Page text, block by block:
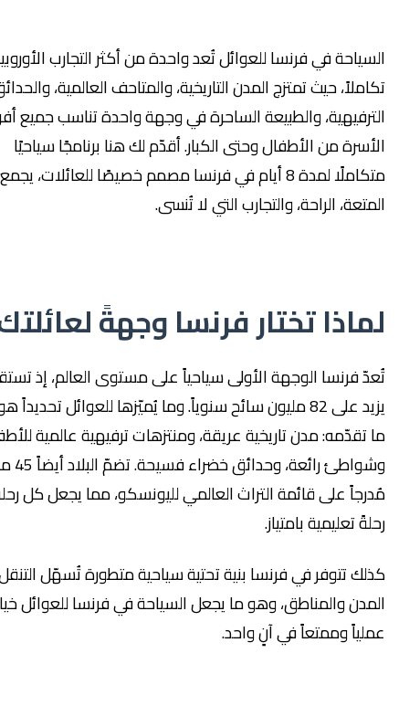
في فرنسا للعوائل تُعد واحدة من أكثر التجارب الأوروبية
حيث تمتزج المدن التاريخية، والمتاحف العالمية، والحدائق
والطبيعة الساحرة في وجهة واحدة تناسب جميع أفراد
من الأطفال وحتى الكبار. أقدّم لك هنا برنامجًا سياحيًا
متكاملًا لمدة 8 أيام في فرنسا مصمم خصيصًا للعائلات، يجمع بين
الراحة، والتجارب التي لا تُنسى.
تختار فرنسا وجهةً لعائلتك؟
الوجهة الأولى سياحياً على مستوى العالم، إذ تستقبل ما
يزيد على 82 مليون سائح سنوياً. وما يُميّزها للعوائل تحديداً هو تنوّع
مدن تاريخية عريقة، ومنتزهات ترفيهية عالمية للأطفال،
وشواطئ رائعة، وحدائق خضراء فسيحة. تضمّ البلاد أيضاً 45 موقعاً
على قائمة التراث العالمي لليونسكو، مما يجعل كل رحلة
تعليمية بامتياز.
تتوفر في فرنسا بنية تحتية سياحية متطورة تُسهّل التنقل بين
والمناطق، وهو ما يجعل السياحة في فرنسا للعوائل خياراً
وممتعاً في آنٍ واحد.